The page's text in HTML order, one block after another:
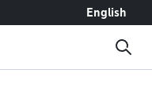
English